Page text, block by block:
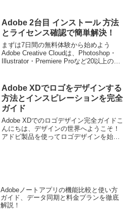
→※...
Adobe 2台目 インストール 方法
とライセンス確認で簡単解決！
まずは7日間の無料体験から始めよう
Adobe Creative Cloudは、Photoshop・
Illustrator・Premiere Proなど20以上のア
→※...
Adobe XDでロゴをデザインする
方法とインスピレーションを完全
ガイド
Adobe XDでのロゴデザイン完全ガイドこ
んにちは、デザインの世界へようこそ！
アドビ製品を使ってロゴデザインを始め
Adobeノートアプリの機能比較と使い方
ガイド、データ同期と料金プランを徹底
解説！